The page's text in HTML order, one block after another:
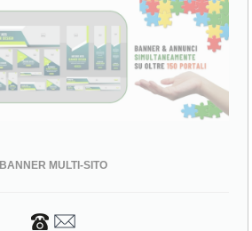
BANNER MULTI-SITO